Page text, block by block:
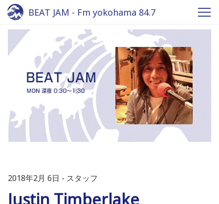
BEAT JAM - Fm yokohama 84.7
2018年2月 6日 スタッフ
Justin Timberlake